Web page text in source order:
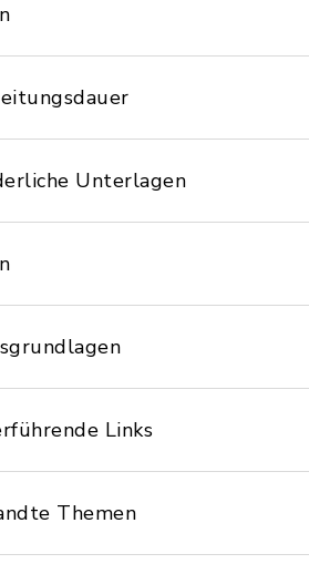
Unterlagen
Links
Themen